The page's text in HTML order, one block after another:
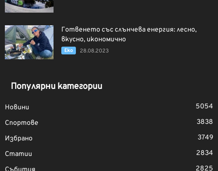
Готвенето със слънчева енергия: лесно,
вкусно, икономично
Еко 28.08.2023
Популярни категории
Новини
5054
Спортове
3838
Избрано
3749
Статии
2834
2825